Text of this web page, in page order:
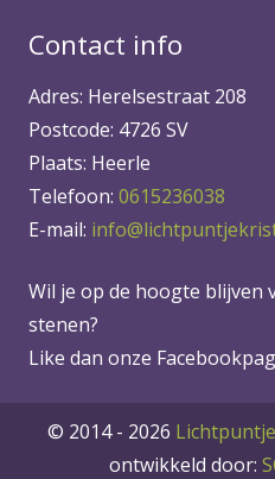
Contact info
Adres: Herelsestraat 208
Postcode: 4726 SV
Plaats: Heerle
Telefoon: 0615236038
E-mail:
Wil je op de hoogte blijven
stenen?
Like dan onze
© 2014 - 2026
ontwikkeld door: